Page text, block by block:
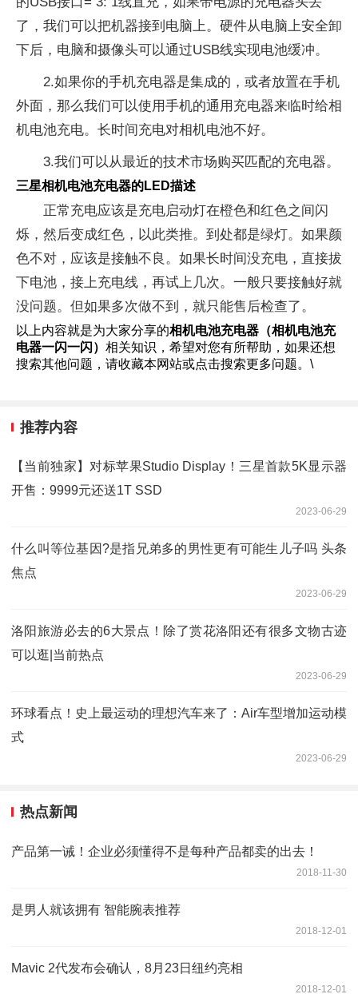
了，我们可以把机器接到电脑上。硬件从电脑上安全卸
下后，电脑和摄像头可以通过USB线实现电池缓冲。
2.如果你的手机充电器是集成的，或者放置在手机
外面，那么我们可以使用手机的通用充电器来临时给相
机电池充电。长时间充电对相机电池不好。
3.我们可以从最近的技术市场购买匹配的充电器。
三星相机电池充电器的LED描述
正常充电应该是充电启动灯在橙色和红色之间闪
烁，然后变成红色，以此类推。到处都是绿灯。如果颜
色不对，应该是接触不良。如果长时间没充电，直接拔
下电池，接上充电线，再试上几次。一般只要接触好就
没问题。但如果多次做不到，就只能售后检查了。
以上内容就是为大家分享的相机电池充电器（相机电池充
电器一闪一闪） 相关知识，希望对您有所帮助，如果还想
搜索其他问题，请收藏本网站或点击搜索更多问题。\
推荐内容
【当前独家】对标苹果Studio Display！三星首款5K显示器
开售：9999元还送1T SSD
2023-06-29
什么叫等位基因?是指兄弟多的男性更有可能生儿子吗 头条
焦点
2023-06-29
洛阳旅游必去的6大景点！除了赏花洛阳还有很多文物古迹
可以逛|当前热点
2023-06-29
环球看点！史上最运动的理想汽车来了：Air车型增加运动模
式
2023-06-29
热点新闻
产品第一诫！企业必须懂得不是每种产品都卖的出去！
2018-11-30
是男人就该拥有 智能腕表推荐
2018-12-01
Mavic 2代发布会确认，8月23日纽约亮相
2018-12-01